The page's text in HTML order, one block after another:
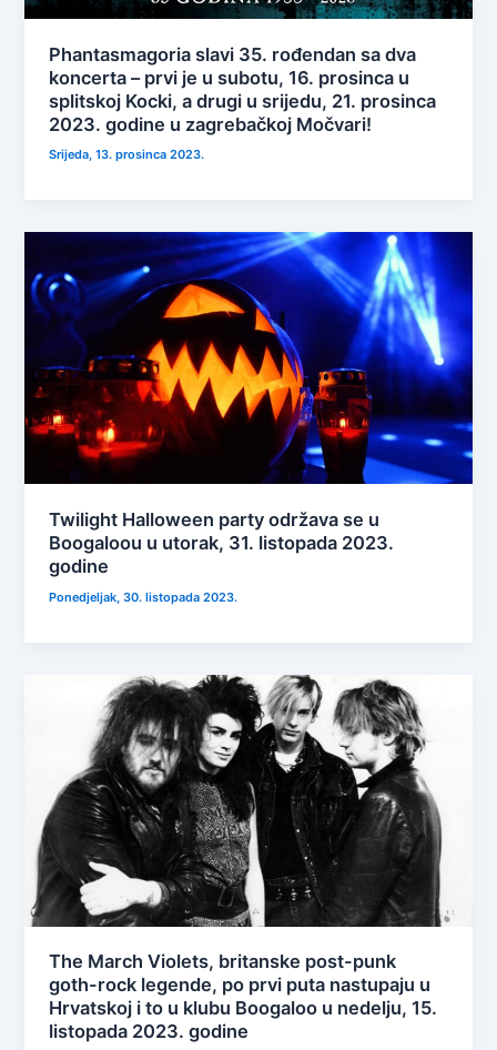
Phantasmagoria slavi 35. rođendan sa dva
koncerta – prvi je u subotu, 16. prosinca u
splitskoj Kocki, a drugi u srijedu, 21. prosinca
2023. godine u zagrebačkoj Močvari!
Srijeda, 13. prosinca 2023.
Twilight Halloween party održava se u
Boogaloou u utorak, 31. listopada 2023.
godine
Ponedjeljak, 30. listopada 2023.
The March Violets, britanske post-punk
goth-rock legende, po prvi puta nastupaju u
Hrvatskoj i to u klubu Boogaloo u nedelju, 15.
listopada 2023. godine